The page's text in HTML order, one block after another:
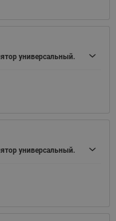
универсальный.
универсальный.